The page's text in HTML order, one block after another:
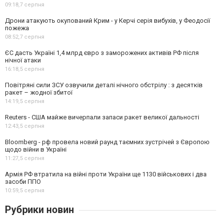
09:18,7 серпня
Дрони атакують окупований Крим - у Керчі серія вибухів, у Феодосії
пожежа
08:52,7 серпня
ЄС дасть Україні 1,4 млрд євро з заморожених активів РФ після
нічної атаки
16:18,5 серпня
Повітряні сили ЗСУ озвучили деталі нічного обстрілу : з десятків
ракет – жодної збитої
14:19,5 серпня
Reuters - США майже вичерпали запаси ракет великої дальності
12:43,5 серпня
Bloomberg - рф провела новий раунд таємних зустрічей з Європою
щодо війни в Україні
11:27,5 серпня
Армія РФ втратила на війні проти України ще 1130 військових і два
засоби ППО
10:59,5 серпня
Рубрики новин